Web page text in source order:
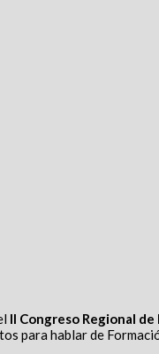
II Congreso Regional
para hablar de